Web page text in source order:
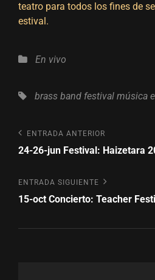
teatro para todos los fines de
estival.
Categorías
En vivo
Etiquetas,
brass band festival música
Navegación
de
Entrada
anterior
ENTRADA ANTERIOR
24-26-jun Festival: Haizetara
Entrada
siguiente
ENTRADA SIGUIENTE
15-oct Concierto: Teacher